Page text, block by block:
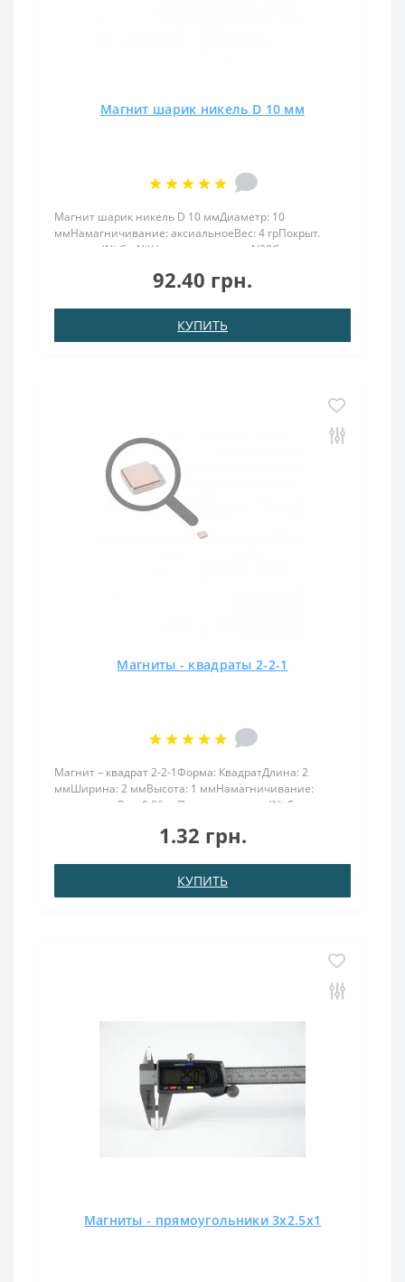
Магнит шарик никель D 10 мм
Магнит шарик никель D 10 ммДиаметр: 10
ммНамагничивание: аксиальноеВес: 4 грПокрыт.
никель.: (Ni-Cu-Ni)Намагничивание: N38Сцепление
80°CМагнит формой шара диаметром 10 мм и весом 4
92.40 грн.
КУПИТЬ
Магниты - квадраты 2-2-1
Магнит – квадрат 2-2-1Форма: КвадратДлина: 2
ммШирина: 2 ммВысота: 1 ммНамагничивание:
аксиальноеВес: 0,06 грПокрыт. никель.: (Ni-Cu-
кгТемпература использования: до 80°CНеодимовый
1.32 грн.
КУПИТЬ
Магниты - прямоугольники 3x2.5x1